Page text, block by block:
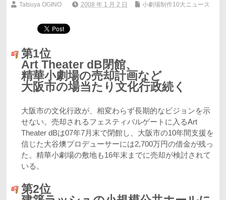
Tatsuya OGINO 2008 年 1 月 2 日 小劇場制作10大ニュース
第1位
Art Theater dB閉館、
精華小劇場の売却計画など
大阪市の場当たり文化行政続く
大阪市の文化行政が、相変わらず長期的なビジョンを示
せない。売却されるフェスティバルゲートに入るArt
Theater dBは07年7月末で閉館し、大阪市の10年間支援を
信じた大谷燠プロデューサーには2,700万円の借金が残っ
た。精華小劇場の敷地も16年末までに売却が検討されて
いる。
第2位